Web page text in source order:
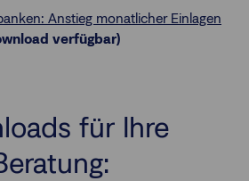
Anstieg monatlicher Einlagen
verfügbar)
für Ihre